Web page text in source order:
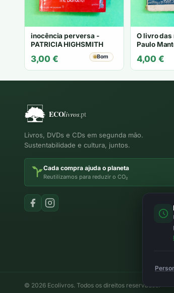
inocência perversa -
PATRICIA HIGHSMITH
3,00 € Bom
O livro
Paulo
4,00 €
Livros, DVDs e CDs em segunda mão.
Sustentabilidade e cultura, juntos.
Cada compra ajuda o planeta
Reutilizamos para reduzir o CO₂
© 2026 Ecolivros. Todos os direitos reservados.